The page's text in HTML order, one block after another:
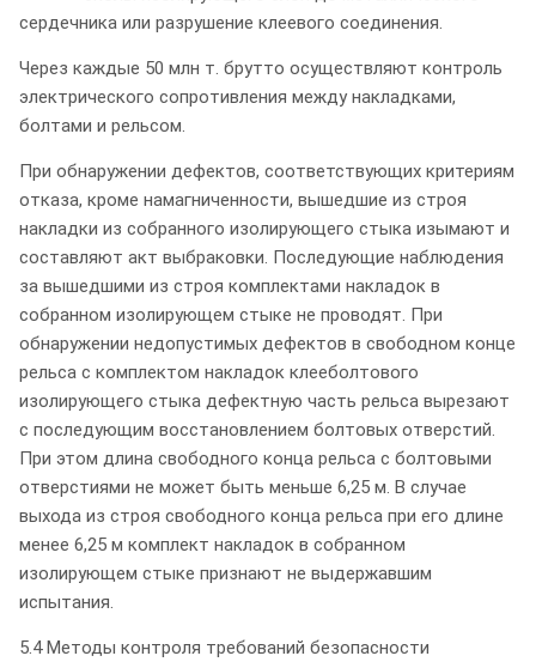
сердечника или разрушение клеевого соединения.
Через каждые 50 млн т. брутто осуществляют контроль
электрического сопротивления между накладками,
болтами и рельсом.
При обнаружении дефектов, соответствующих критериям
отказа, кроме намагниченности, вышедшие из строя
накладки из собранного изолирующего стыка изымают и
составляют акт выбраковки. Последующие наблюдения
за вышедшими из строя комплектами накладок в
собранном изолирующем стыке не проводят. При
обнаружении недопустимых дефектов в свободном конце
рельса с комплектом накладок клееболтового
изолирующего стыка дефектную часть рельса вырезают
с последующим восстановлением болтовых отверстий.
При этом длина свободного конца рельса с болтовыми
отверстиями не может быть меньше 6,25 м. В случае
выхода из строя свободного конца рельса при его длине
менее 6,25 м комплект накладок в собранном
изолирующем стыке признают не выдержавшим
испытания.
5.4 Методы контроля требований безопасности